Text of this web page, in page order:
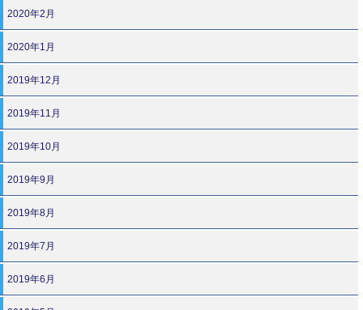
2020年2月
2020年1月
2019年12月
2019年11月
2019年10月
2019年9月
2019年8月
2019年7月
2019年6月